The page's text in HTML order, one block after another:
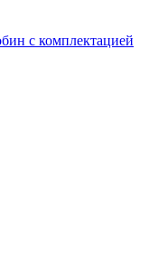
с комплектацией